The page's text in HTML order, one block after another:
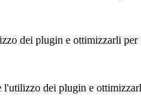
dei plugin e ottimizzarli per
dei plugin e